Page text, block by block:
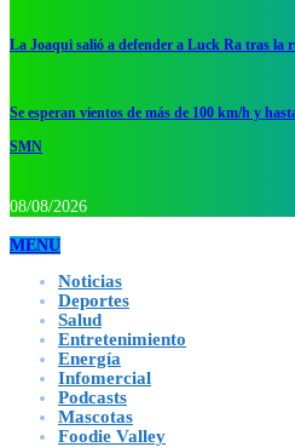
La Joaqui salió a defender a Luck Ra tras la
Se esperan vientos de más de 100 km/h y
SMN
08/08/2026
MENU
Noticias
Deportes
Salud
Entretenimiento
Energía
Infomercial
Podcasts
Mascotas
Foodie Valley